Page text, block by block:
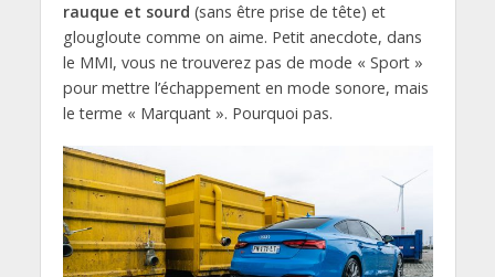
rauque et sourd (sans être prise de tête) et
glougloute comme on aime. Petit anecdote, dans
le MMI, vous ne trouverez pas de mode « Sport »
pour mettre l’échappement en mode sonore, mais
le terme « Marquant ». Pourquoi pas.